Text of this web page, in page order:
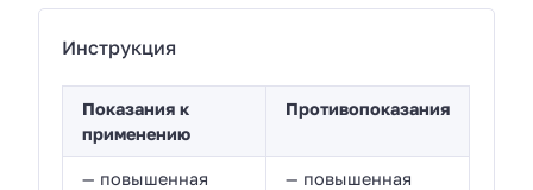
Инструкция
Показания к
применению
Противопоказания
— повышенная
— повышенная